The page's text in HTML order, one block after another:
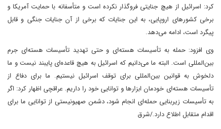
کرد: اسرائیل از هیچ جنایتی فروگذار نکرده است و متأسفانه با حمایت آمریکا و
برخی کشورهای اروپایی، به این جنایات که برخی از آن جنایات جنگی و قابل
پیگرد است، ادامه می‌دهد.
وی افزود: حمله به تأسیسات هسته‌ای و حتی تهدید تأسیسات هسته‌ای جرم
بین‌المللی است. البته ما می‌دانیم که اسرائیل به هیچ قاعده‌ای پایبند نیست و ما
دلخوش به قوانین بین‌المللی برای توقف اسرائیل نیستیم. ما برای دفاع از
تأسیسات هسته‌ای خودمان ابزارها و توانایی خود را داریم. عراقچی اظهار کرد: اگر
به تأسیسات زیربنایی حمله‌ای انجام شود، دشمن صهیونیستی از توانایی ما برای
اقدام متقابل اطلاع دارد./شرق